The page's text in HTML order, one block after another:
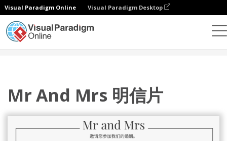
Visual Paradigm Online Visual Paradigm Desktop
Mr And Mrs 明信片